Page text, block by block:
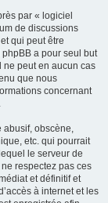
par « logiciel
de discussions
qui peut être
a pour seul but
ne peut en aucun cas
que nous
concernant
abusif, obscène,
etc. qui pourrait
le serveur de
respectez pas ces
et définitif et
à internet et les